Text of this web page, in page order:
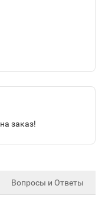
заказ!
Вопросы и Ответы